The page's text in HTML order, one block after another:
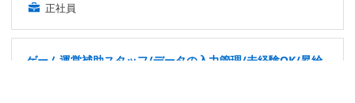
正社員
ゲーム運営補助スタッフ/データの入力管理/未経験OK/昇給